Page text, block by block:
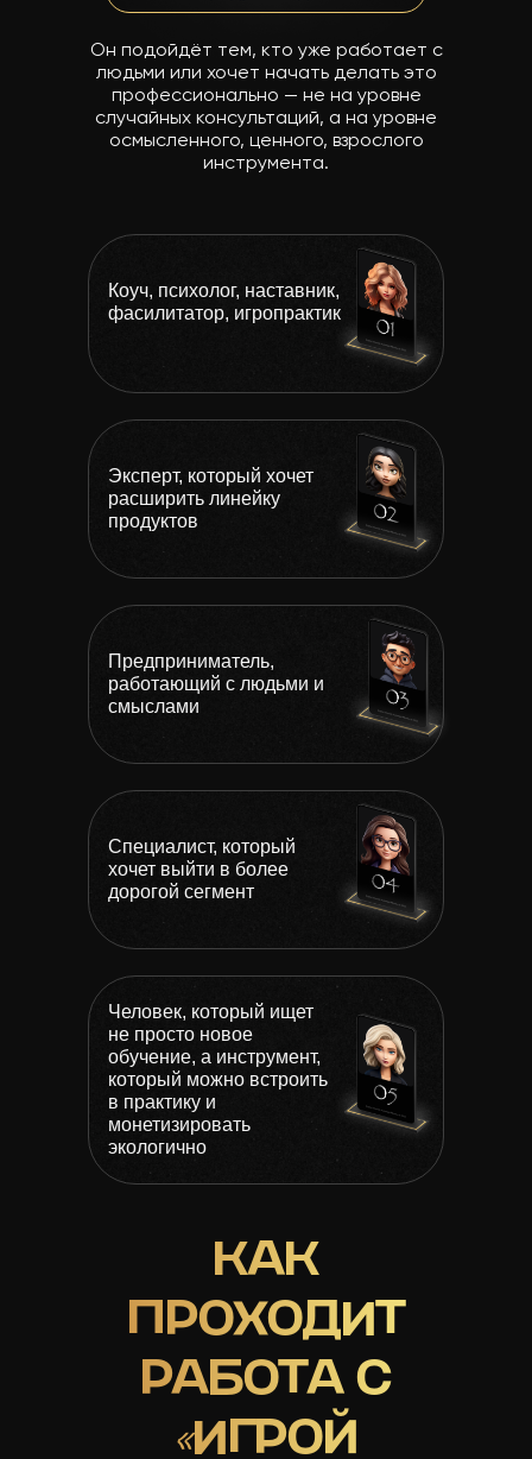
Он подойдёт тем, кто уже работает с
людьми или хочет начать делать это
профессионально — не на уровне
случайных консультаций, а на уровне
осмысленного, ценного, взрослого
инструмента.
Человек, который ищет
не просто новое
обучение, а инструмент,
который можно встроить
в практику и
монетизировать
экологично
Эксперт, который хочет
расширить линейку
продуктов
Коуч, психолог, наставник,
фасилитатор, игропрактик
Предприниматель,
работающий с людьми и
смыслами
Специалист, который
хочет выйти в более
дорогой сегмент
КАК
ПРОХОДИТ
РАБОТА С
«ИГРОЙ